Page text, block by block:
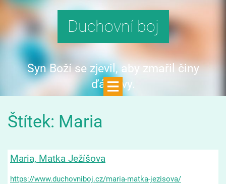
Duchovní boj
Syn Boží se zjevil, aby zmařil činy
ďáblovy.
Štítek: Maria
Maria, Matka Ježíšova
https://www.duchovniboj.cz/maria-matka-jezisova/